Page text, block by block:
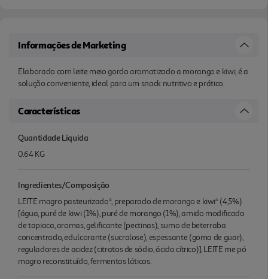
Informações de Marketing
Elaborado com leite meio gordo aromatizado a morango e kiwi, é a
solução conveniente, ideal para um snack nutritivo e prático.
Características
Quantidade Liquida
0.64 KG
Ingredientes/Composição
LEITE magro pasteurizado*, preparado de morango e kiwi* (4,5%)
[água, puré de kiwi (1%), puré de morango (1%), amido modificado
de tapioca, aromas, gelificante (pectinas), sumo de beterraba
concentrado, edulcorante (sucralose), espessante (goma de guar),
reguladores de acidez (citratos de sódio, ácido cítrico)], LEITE me pó
magro reconstituído, fermentos láticos.